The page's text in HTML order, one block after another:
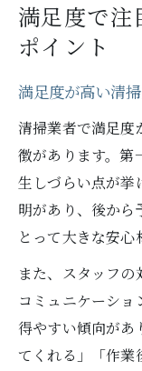
満足度で注
ポイント
満足度が高い清
清掃業者で満足度
徴があります。第
生しづらい点が挙
明があり、後から
とって大きな安心
また、スタッフ
コミュニケーシ
得やすい傾向があ
てくれる」「作業